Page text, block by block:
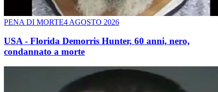
PENA DI MORTE4 AGOSTO 2026
USA - Florida Demorris Hunter, 60 anni, nero,
condannato a morte